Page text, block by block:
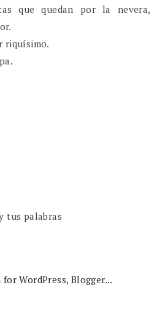
que quedan por la nevera,
riquísimo.
tus palabras